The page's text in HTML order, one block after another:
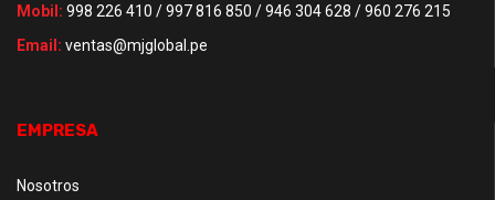
Mobil: 998 226 410 / 997 816 850 / 946 304 628 / 960 276 215
Email: ventas@mjglobal.pe
EMPRESA
Nosotros